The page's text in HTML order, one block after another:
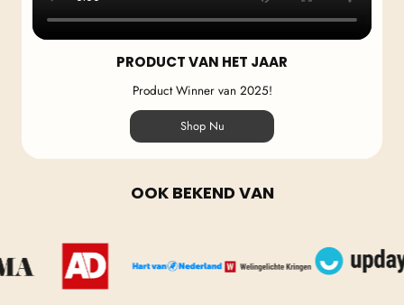
PRODUCT VAN HET JAAR
Product Winner van 2025!
Shop Nu
OOK BEKEND VAN